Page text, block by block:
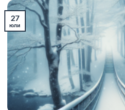
27
юли